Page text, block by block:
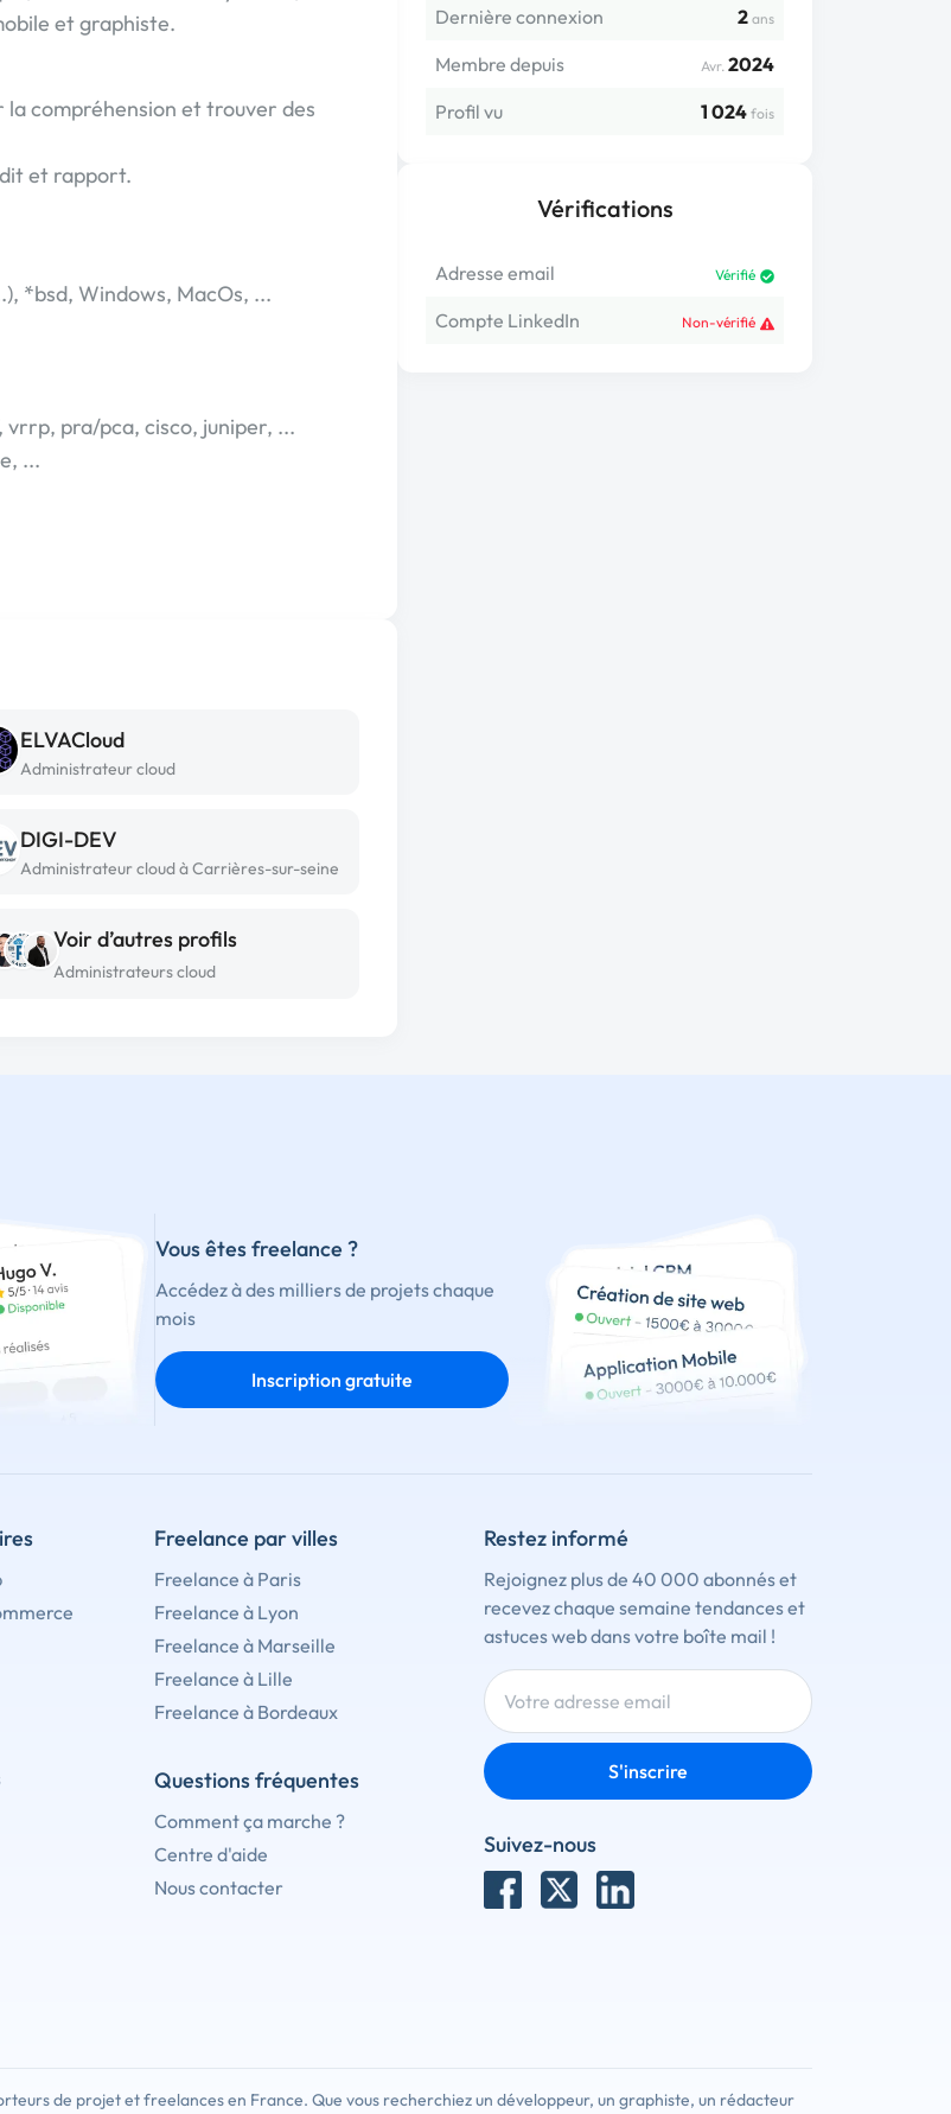
Dernière connexion 2 ans
Membre depuis Avr. 2024
Profil vu
1 024 fois
Vérifications
Adresse email Vérifié
Compte LinkedIn Non-vérifié
et graphiste.
compréhension et trouver des
et rapport.
*bsd, Windows, MacOs, ...
pra/pca, cisco, juniper, ...
...
ELVACloud
Administrateur cloud
DIGI-DEV
Administrateur cloud à Carrières-sur-seine
Voir d’autres profils
Administrateurs cloud
Vous êtes freelance ?
Accédez à des milliers de projets chaque
mois
Inscription gratuite
Freelance par villes
Freelance à Paris
Freelance à Lyon
Freelance à Marseille
Freelance à Lille
Freelance à Bordeaux
Questions fréquentes
Comment ça marche ?
Centre d'aide
Nous contacter
Restez informé
Rejoignez plus de 40 000 abonnés et
recevez chaque semaine tendances et
astuces web dans votre boîte mail !
S'inscrire
Suivez-nous
de projet et freelances en France. Que vous recherchiez un développeur, un graphiste, un rédacteur